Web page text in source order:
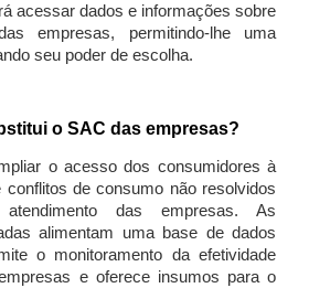
acessar dados e informações sobre
empresas, permitindo-lhe uma
seu poder de escolha.
o SAC das empresas?
o acesso dos consumidores à
conflitos de consumo não resolvidos
das empresas. As
alimentam uma base de dados
o monitoramento da efetividade
e oferece insumos para o